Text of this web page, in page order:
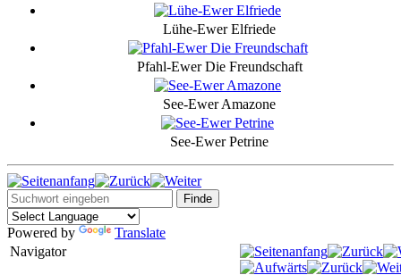
Lühe-Ewer Elfriede
Pfahl-Ewer Die Freundschaft
See-Ewer Amazone
See-Ewer Petrine
Powered by
Translate
Navigator